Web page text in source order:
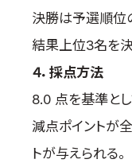
決勝は予選順位
結果上位3名を決
４．採点方法
8.0 点を基準とし
減点ポイントが
トが与えられる。